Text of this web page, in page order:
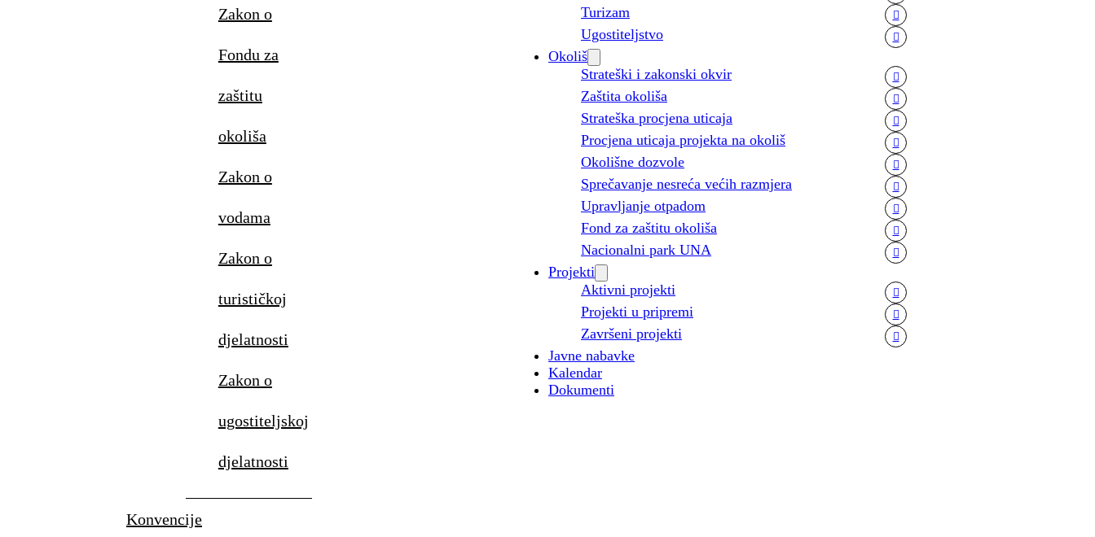
Turizam
Ugostiteljstvo
Okoliš
Strateški i zakonski okvir
Zaštita okoliša
Strateška procjena uticaja
Procjena uticaja projekta na okoliš
Okolišne dozvole
Sprečavanje nesreća većih razmjera
Upravljanje otpadom
Fond za zaštitu okoliša
Nacionalni park UNA
Projekti
Aktivni projekti
Projekti u pripremi
Završeni projekti
Javne nabavke
Kalendar
Dokumenti
Zakon o
Fondu za
zaštitu
okoliša
Zakon o
vodama
Zakon o
turističkoj
djelatnosti
Zakon o
ugostiteljskoj
djelatnosti
Konvencije